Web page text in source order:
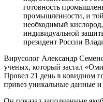
Как и в прежние волны
себя столичный регион, так
приходится основной
границу. Соответственно,
ждать ли им локдауна и
Мэр Москвы Сергей Собянин
время школы столицы
закрывать не планируется.
ужесточение